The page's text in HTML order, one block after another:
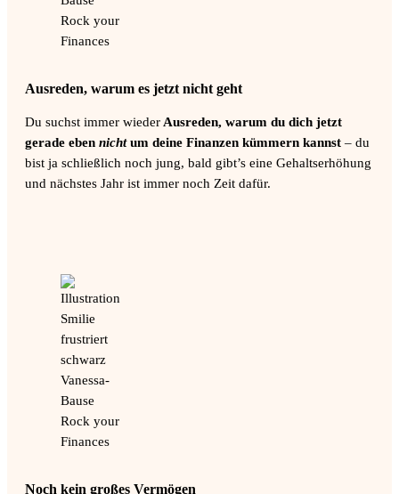
Ausreden, warum es jetzt nicht geht
Du suchst immer wieder Ausreden, warum du dich jetzt
gerade eben nichtum deine Finanzen kümmern kannst – du
bist ja schließlich noch jung, bald gibt’s eine Gehaltserhöhung
und nächstes Jahr ist immer noch Zeit dafür.
Noch kein großes Vermögen